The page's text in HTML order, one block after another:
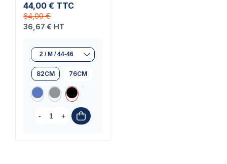
44,00 € TTC
64,00 €
36,67 € HT
82CM 76CM
- +